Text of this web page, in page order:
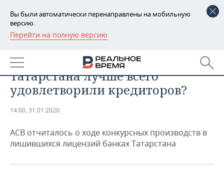
Вы были автоматически перенаправлены на мобильную
версию.
Перейти на полную версию
РЕГИОНЫ
БАШКОРТОСТАН
ТАТАРСТАН
НОВОСТИ
АНАЛИТИКА
ДЕКЛАРАЦИИ О ДОХОДАХ
КОРОЛИ ГОСЗАКАЗА ПФО
НОВОСТИ ЭКОНОМИКИ
ПРОМЫШЛЕННОСТЬ
НЕДВИЖИМОСТЬ
Какие из ушедших банков
Татарстана лучше всего
удовлетворили кредиторов?
14:00, 31.01.2020
АСВ отчиталось о ходе конкурсных производств в
лишившихся лицензий банках Татарстана